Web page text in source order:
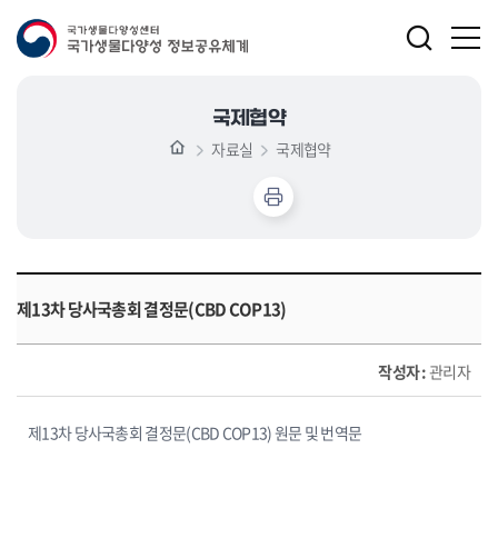
국제협약
자료실 국제협약
제13차 당사국총회 결정문(CBD COP13)
작성자 :관리자
제13차 당사국총회 결정문(CBD COP13) 원문 및 번역문